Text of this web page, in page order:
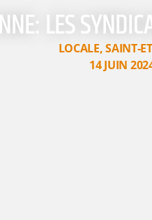
LES
LOCALE,SAINT-
14 JUIN